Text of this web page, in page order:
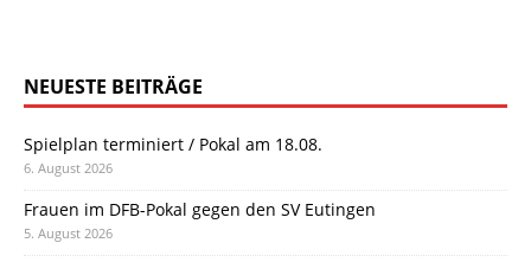
NEUESTE BEITRÄGE
Spielplan terminiert / Pokal am 18.08.
6. August 2026
Frauen im DFB-Pokal gegen den SV Eutingen
5. August 2026